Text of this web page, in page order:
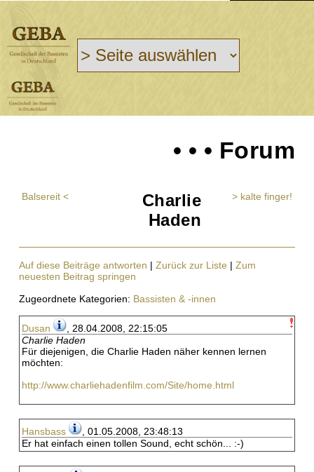
• • • Forum
Balsereit <
Charlie
Haden
> kalte finger!
Auf diese Beiträge antworten | Zurück zur Liste | Zum
neuesten Beitrag springen
Zugeordnete Kategorien: Bassisten & -innen
Dusan
, 28.04.2008, 22:15:05
Charlie Haden
Für diejenigen, die Charlie Haden näher kennen lernen
möchten:
http://www.charliehadenfilm.com/Site/home.html
Hansbass
, 01.05.2008, 23:48:13
Er hat einfach einen tollen Sound, echt schön... :-)